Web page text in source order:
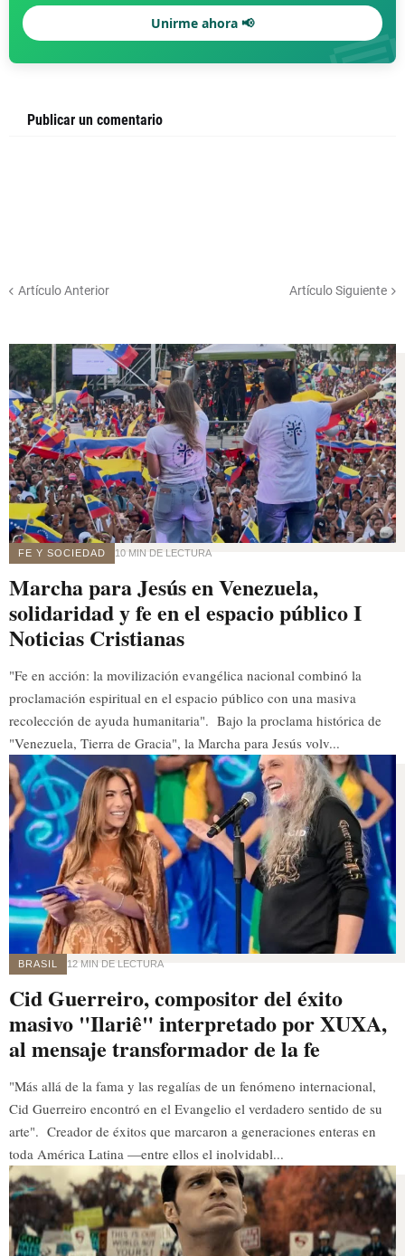
Unirme ahora 📢
Publicar un comentario
Artículo Anterior Artículo Siguiente
FE Y SOCIEDAD 10 MIN DE LECTURA
Marcha para Jesús en Venezuela,
solidaridad y fe en el espacio público I
Noticias Cristianas
"Fe en acción: la movilización evangélica nacional combinó la
proclamación espiritual en el espacio público con una masiva
recolección de ayuda humanitaria". Bajo la proclama histórica de
"Venezuela, Tierra de Gracia", la Marcha para Jesús volv...
BRASIL 12 MIN DE LECTURA
Cid Guerreiro, compositor del éxito
masivo "Ilariê" interpretado por XUXA,
al mensaje transformador de la fe
"Más allá de la fama y las regalías de un fenómeno internacional,
Cid Guerreiro encontró en el Evangelio el verdadero sentido de su
arte". Creador de éxitos que marcaron a generaciones enteras en
toda América Latina —entre ellos el inolvidabl...